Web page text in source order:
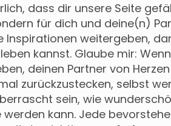
dass dir unsere Seite
für dich und deine(n)
Inspirationen weitergeben,
leben kannst. Glaube mir:
deinen Partner von
zurückzustecken, selbst
sein, wie
werden kann. Jede